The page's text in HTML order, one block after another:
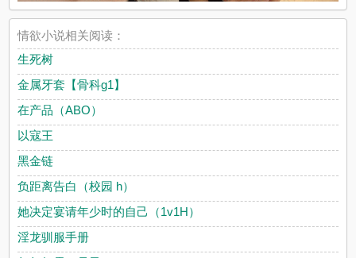
情欲小说相关阅读：
生死树
金属牙套【骨科g1】
在产品（ABO）
以寇王
黑金链
负距离告白（校园 h）
她决定宴请年少时的自己（1v1H）
淫龙驯服手册